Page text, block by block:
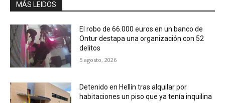
MÁS LEIDOS
El robo de 66.000 euros en un banco de
Ontur destapa una organización con 52
delitos
5 agosto, 2026
Detenido en Hellín tras alquilar por
habitaciones un piso que ya tenía inquilina